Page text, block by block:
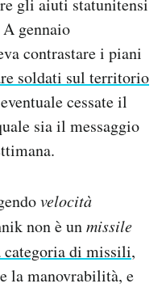
gennaio
contrastare i piani
soldati sul territorio
cessate il
sia il messaggio
velocità
non è unmissile
categoria di missili,
la manovrabilità, e